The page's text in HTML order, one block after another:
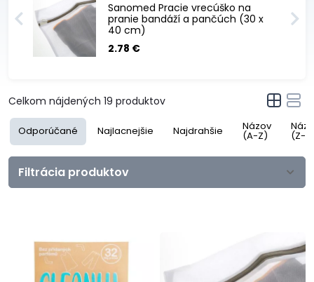
Sanomed Pracie vrecúško na
pranie bandáží a pančúch (30 x
40 cm)
2.78 €
Celkom nájdených 19 produktov
Odporúčané Najlacnejšie Najdrahšie Názov
(A-Z) (Z-
Filtrácia produktov